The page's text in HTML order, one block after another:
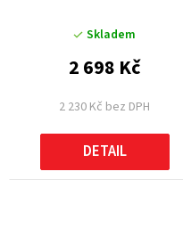
Skladem
2 230 Kč bez DPH
2 698 Kč
DETAIL